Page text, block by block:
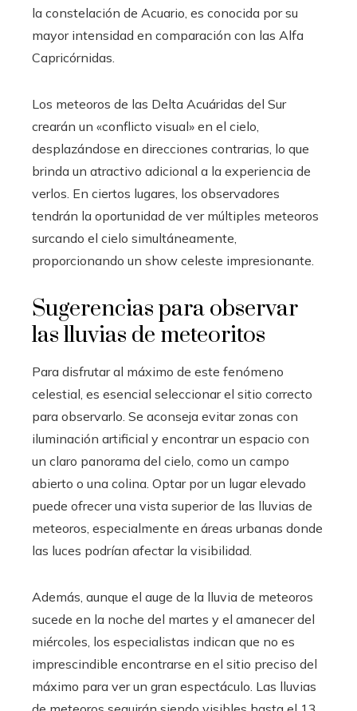
la constelación de Acuario, es conocida por su
mayor intensidad en comparación con las Alfa
Capricórnidas.
Los meteoros de las Delta Acuáridas del Sur
crearán un «conflicto visual» en el cielo,
desplazándose en direcciones contrarias, lo que
brinda un atractivo adicional a la experiencia de
verlos. En ciertos lugares, los observadores
tendrán la oportunidad de ver múltiples meteoros
surcando el cielo simultáneamente,
proporcionando un show celeste impresionante.
Sugerencias para observar
las lluvias de meteoritos
Para disfrutar al máximo de este fenómeno
celestial, es esencial seleccionar el sitio correcto
para observarlo. Se aconseja evitar zonas con
iluminación artificial y encontrar un espacio con
un claro panorama del cielo, como un campo
abierto o una colina. Optar por un lugar elevado
puede ofrecer una vista superior de las lluvias de
meteoros, especialmente en áreas urbanas donde
las luces podrían afectar la visibilidad.
Además, aunque el auge de la lluvia de meteoros
sucede en la noche del martes y el amanecer del
miércoles, los especialistas indican que no es
imprescindible encontrarse en el sitio preciso del
máximo para ver un gran espectáculo. Las lluvias